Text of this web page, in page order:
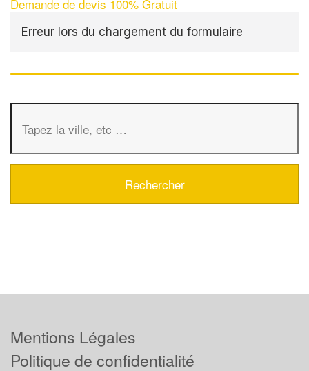
Demande de devis 100% Gratuit
Erreur lors du chargement du formulaire
Mentions Légales
Politique de confidentialité